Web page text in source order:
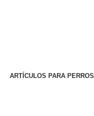
ARTÍCULOS PARA PERROS